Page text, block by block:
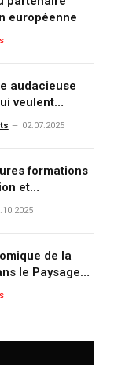
européenne
audacieuse
veulent
dominer le
02.07.2025
formations
et
de
de la
le Paysage